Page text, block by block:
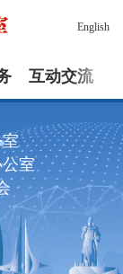
English
互动交流
室